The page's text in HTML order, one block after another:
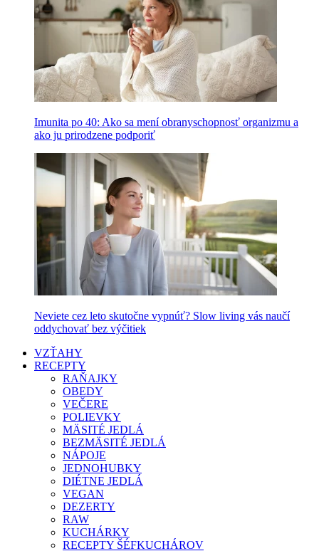
Imunita po 40: Ako sa mení obranyschopnosť organizmu a
ako ju prirodzene podporiť
Neviete cez leto skutočne vypnúť? Slow living vás naučí
oddychovať bez výčitiek
VZŤAHY
RECEPTY
RAŇAJKY
OBEDY
VEČERE
POLIEVKY
MÄSITÉ JEDLÁ
BEZMÄSITÉ JEDLÁ
NÁPOJE
JEDNOHUBKY
DIÉTNE JEDLÁ
VEGAN
DEZERTY
RAW
KUCHÁRKY
RECEPTY ŠÉFKUCHÁROV